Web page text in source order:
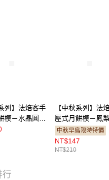
列】法焙客手
模－水晶圓形
）
【中秋系列】法
壓式月餅模－鳳
蘿2花片
63g（FB75623）
中秋早鳥限時特價
NT$147
NT$210
行